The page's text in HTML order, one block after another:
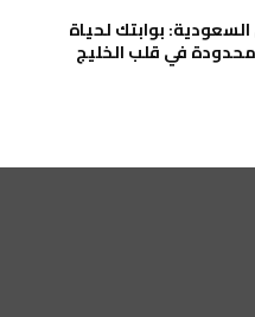
بوابتك لحياة
في قلب الخليج